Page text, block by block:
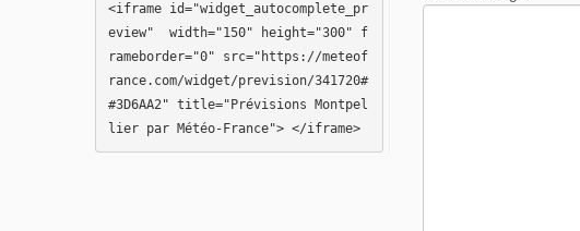
<iframe id="widget_autocomplete_pr
eview"  width="150" height="300" f
rameborder="0" src="https://meteof
rance.com/widget/prevision/341720#
#3D6AA2" title="Prévisions Montpel
lier par Météo-France"> </iframe>